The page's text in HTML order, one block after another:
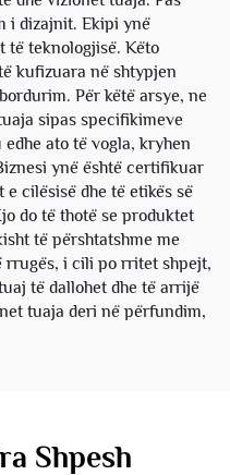
i dizajnit. Ekipi ynë
të teknologjisë. Këto
kufizuara në shtypjen
Për këtë arsye, ne
sipas specifikimeve
ato të vogla, kryhen
ynë është certifikuar
e cilësisë dhe të etikës së
do të thotë se produktet
të përshtatshme me
rrugës, i cili po rritet shpejt,
të dallohet dhe të arrijë
tuaja deri në përfundim,
Shpesh